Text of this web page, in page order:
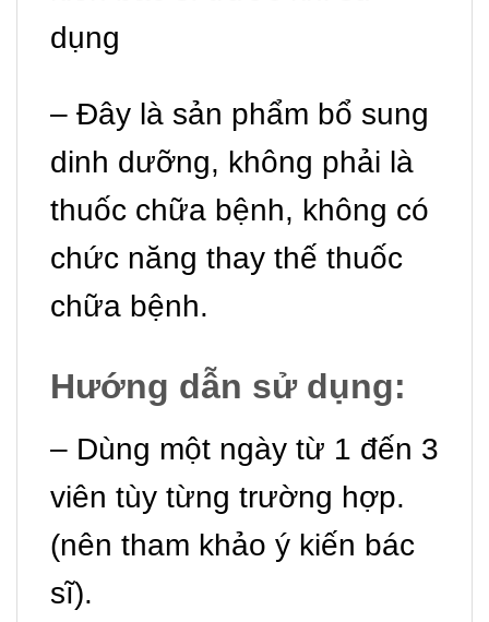
dụng
– Đây là sản phẩm bổ sung
dinh dưỡng, không phải là
thuốc chữa bệnh, không có
chức năng thay thế thuốc
chữa bệnh.
Hướng dẫn sử dụng:
– Dùng một ngày từ 1 đến 3
viên tùy từng trường hợp.
(nên tham khảo ý kiến bác
sĩ).